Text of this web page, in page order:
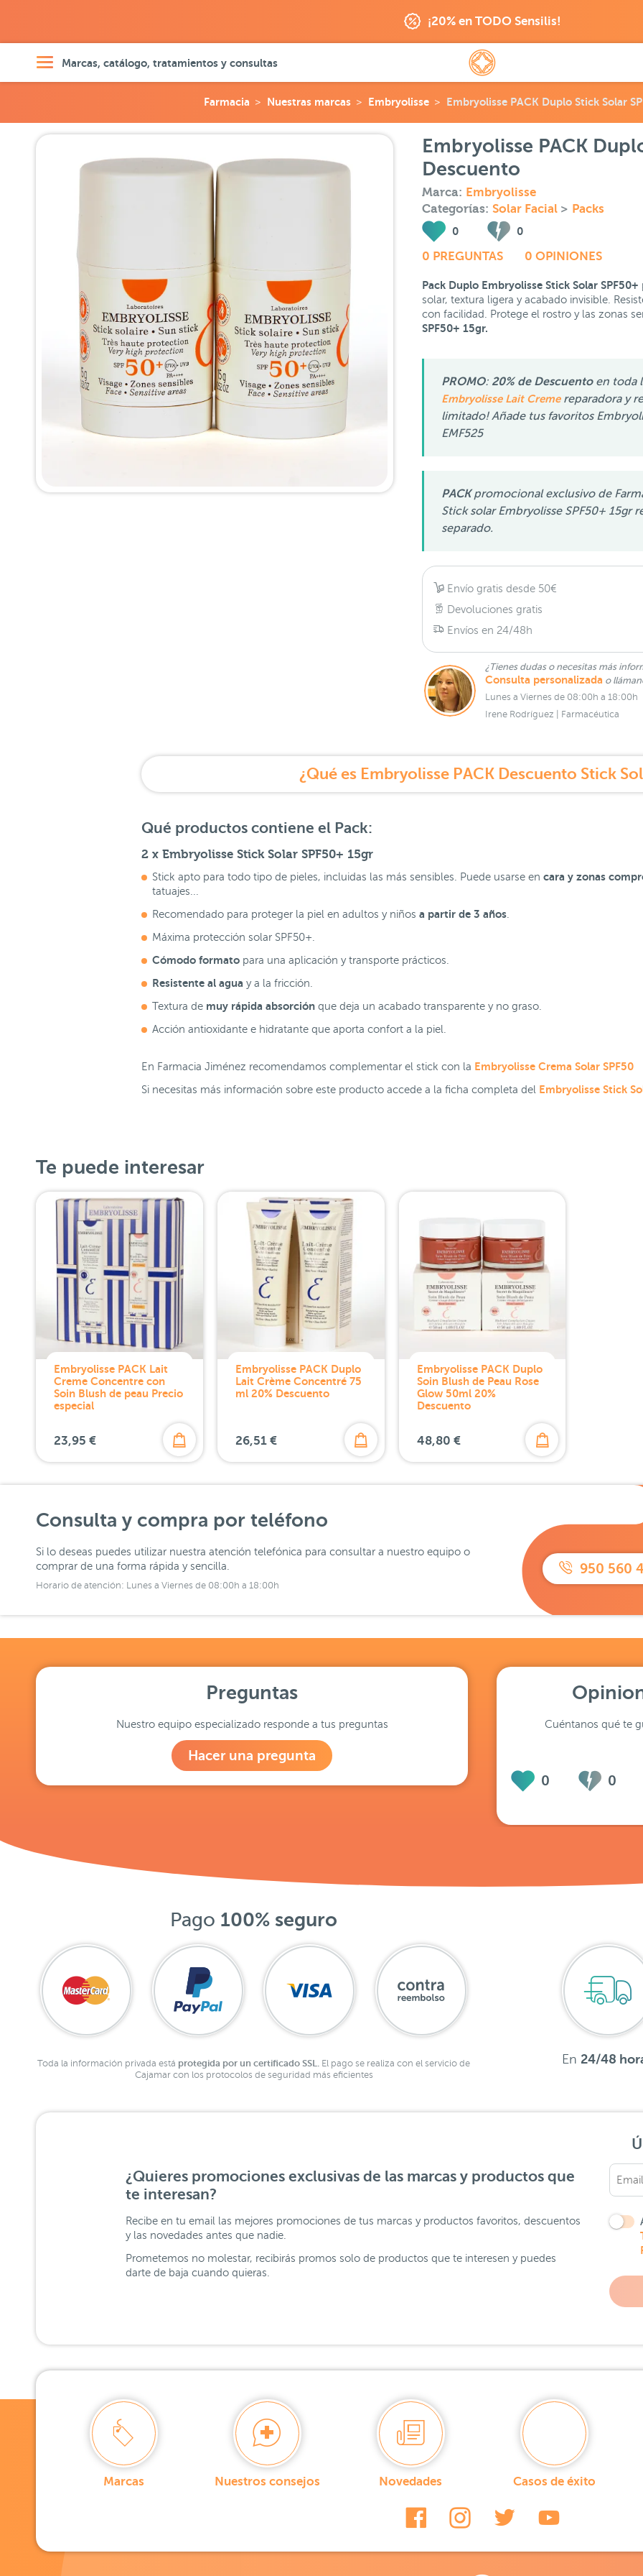
¡20% en TODO Sensilis!
Marcas, catálogo, tratamientos y consultas
Farmacia Nuestras marcas Embryolisse Embryolisse PACK Duplo Stick Solar
Embryolisse PACK
Descuento
Marca: Embryolisse
Categorías: Solar Facial > Packs
0 0
0 PREGUNTAS 0 OPINIONES
Pack Duplo Embryolisse Stick Solar SPF50+
solar, textura ligera y acabado invisible.
con facilidad. Protege el rostro y las zonas
SPF50+ 15gr.
PROMO: 20% de Descuentoen toda
Embryolisse Lait Cremereparadora y
limitado! Añade tus favoritos
EMF525
PACKpromocional exclusivo de
Stick solar Embryolisse SPF50+ 15gr
separado.
Envío gratis desde 50€
Devoluciones gratis
Envíos en 24/48h
¿Tienes dudas o necesitas más
Consulta personalizada o
Lunes a Viernes de 08:00h a 18:00h
Irene Rodríguez | Farmacéutica
¿Qué es Embryolisse PACK Descuento Stick
Qué productos contiene el Pack:
2 x Embryolisse Stick Solar SPF50+ 15gr
Stick apto para todo tipo de pieles, incluidas las más sensibles. Puede usarse en cara y zonas
tatuajes...
Recomendado para proteger la piel en adultos y niños a partir de 3 años.
Máxima protección solar SPF50+.
Cómodo formato para una aplicación y transporte prácticos.
Resistente al agua y a la fricción.
Textura de muy rápida absorción que deja un acabado transparente y no graso.
Acción antioxidante e hidratante que aporta confort a la piel.
En Farmacia Jiménez recomendamos complementar el stick con la Embryolisse Crema Solar SPF50
Si necesitas más información sobre este producto accede a la ficha completa del Embryolisse Stick
Te puede interesar
Embryolisse PACK Lait
Creme Concentre con
Soin Blush de peau Precio
especial
23,95 €
Embryolisse PACK Duplo
Lait Crème Concentré 75
ml 20% Descuento
26,51 €
Embryolisse PACK Duplo
Soin Blush de Peau Rose
Glow 50ml 20%
Descuento
48,80 €
Consulta y compra por teléfono
Si lo deseas puedes utilizar nuestra atención telefónica para consultar a nuestro equipo o
comprar de una forma rápida y sencilla.
Horario de atención: Lunes a Viernes de 08:00h a 18:00h
950 560
Preguntas
Nuestro equipo especializado responde a tus preguntas
Hacer una pregunta
Cuéntanos qué te
0 0
Pago 100% seguro
Toda la información privada está protegida por un certificado SSL.
El pago se realiza con el servicio de
Cajamar con los protocolos de seguridad más eficientes
En 24/48
¿Quieres promociones exclusivas de las marcas y productos que
te interesan?
Recibe en tu email las mejores promociones de tus marcas y productos favoritos, descuentos
y las novedades antes que nadie.
Prometemos no molestar, recibirás promos solo de productos que te interesen y puedes
darte de baja cuando quieras.
Marcas Nuestros consejos Novedades Casos de éxito